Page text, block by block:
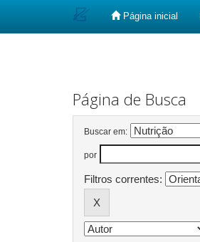
Página inicial
Página de Busca
Buscar em:
por
Filtros correntes: